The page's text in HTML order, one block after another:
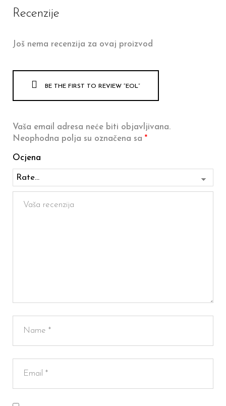
Recenzije
Još nema recenzija za ovaj proizvod
BE THE FIRST TO REVIEW “EOL”
Vaša email adresa neće biti objavljivana.
Neophodna polja su označena sa *
Ocjena